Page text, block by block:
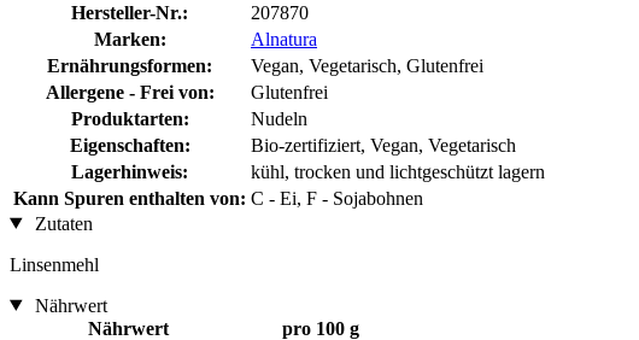
Hersteller-Nr.:
207870
Marken:
Alnatura
Ernährungsformen:
Vegan, Vegetarisch, Glutenfrei
Allergene - Frei von:
Glutenfrei
Produktarten:
Nudeln
Eigenschaften:
Bio-zertifiziert, Vegan, Vegetarisch
Lagerhinweis:
kühl, trocken und lichtgeschützt lagern
Kann Spuren enthalten von: C - Ei, F - Sojabohnen
Zutaten
Linsenmehl
Nährwert
Nährwert
pro 100 g